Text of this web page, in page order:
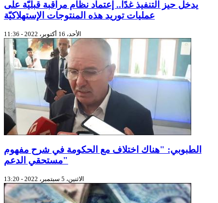
يدخل حيز التنفيذ غدًا.. إعتماد نظام مراقبة قبليّة على
عمليات توريد هذه المنتوجات الإستهلاكيّة
الأحد، 16 أكتوبر، 2022 - 11:36
الطبوبي: "هناك اختلاف مع الحكومة في شرح مفهوم
مستحقي الدعم"
الاثنين، 5 سبتمبر، 2022 - 13:20